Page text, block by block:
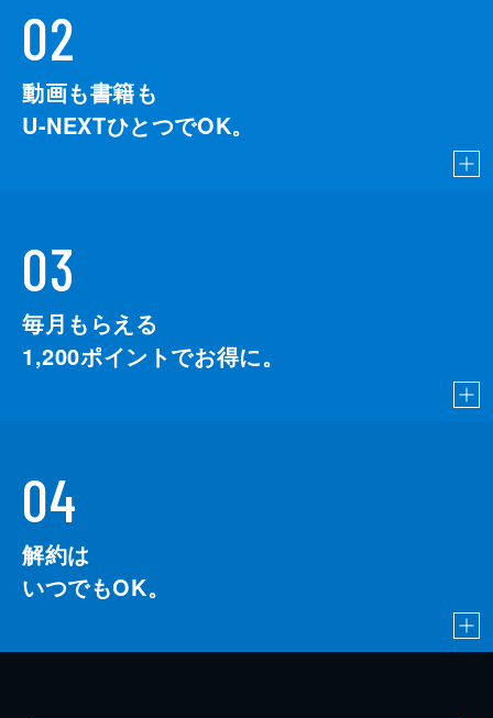
02
動画も書籍も
U-NEXTひとつでOK。
03
毎月もらえる
1,200ポイントでお得に。
04
解約は
いつでもOK。